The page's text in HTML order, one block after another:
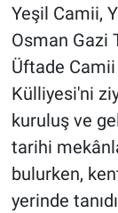
Yeşil Camii,
Osman Gazi
Üftade
Külliyesi'ni
kuruluş ve
tarihi
bulurken,
yerinde